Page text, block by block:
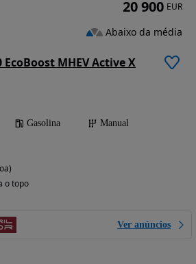
EcoBoost MHEV Active X
Gasolina
Manual
o topo
Ver anúncios
20 900 EUR
Abaixo da média